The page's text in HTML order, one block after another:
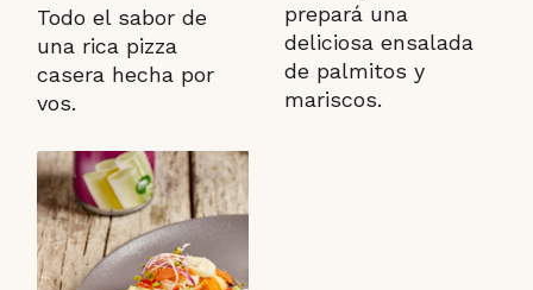
Todo el sabor de
una rica pizza
casera hecha por
vos.
prepará una
deliciosa ensalada
de palmitos y
mariscos.